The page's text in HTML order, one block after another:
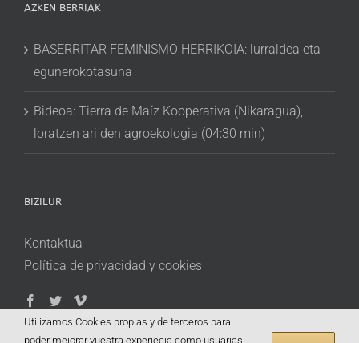
AZKEN BERRIAK
BASERRITAR FEMINISMO HERRIKOIA: lurraldea eta
egunerokotasuna
Bideoa: Tierra de Maíz Kooperativa (Nikaragua),
loratzen ari den agroekologia (04:30 min)
BIZILUR
Kontaktua
Política de privacidad y cookies
Utilizamos Cookies propias y de terceros para
poder mejorar vuestra experiecia como usuarias.